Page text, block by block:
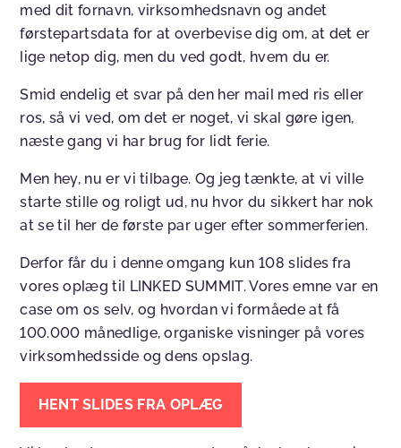
med dit fornavn, virksomhedsnavn og andet
førstepartsdata for at overbevise dig om, at det er
lige netop dig, men du ved godt, hvem du er.
Smid endelig et svar på den her mail med ris eller
ros, så vi ved, om det er noget, vi skal gøre igen,
næste gang vi har brug for lidt ferie.
Men hey, nu er vi tilbage. Og jeg tænkte, at vi ville
starte stille og roligt ud, nu hvor du sikkert har nok
at se til her de første par uger efter sommerferien.
Derfor får du i denne omgang kun 108 slides fra
vores oplæg til LINKED SUMMIT. Vores emne var en
case om os selv, og hvordan vi formåede at få
100.000 månedlige, organiske visninger på vores
virksomhedsside og dens opslag.
HENT SLIDES FRA OPLÆG